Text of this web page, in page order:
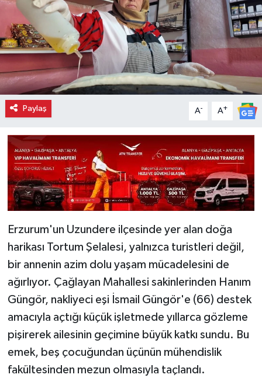
Paylaş A- A+
Erzurum'un Uzundere ilçesinde yer alan doğa
harikası Tortum Şelalesi, yalnızca turistleri değil,
bir annenin azim dolu yaşam mücadelesini de
ağırlıyor. Çağlayan Mahallesi sakinlerinden Hanım
Güngör, nakliyeci eşi İsmail Güngör'e (66) destek
amacıyla açtığı küçük işletmede yıllarca gözleme
pişirerek ailesinin geçimine büyük katkı sundu. Bu
emek, beş çocuğundan üçünün mühendislik
fakültesinden mezun olmasıyla taçlandı.